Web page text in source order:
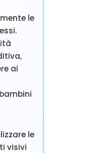
le
ai
le
visivi